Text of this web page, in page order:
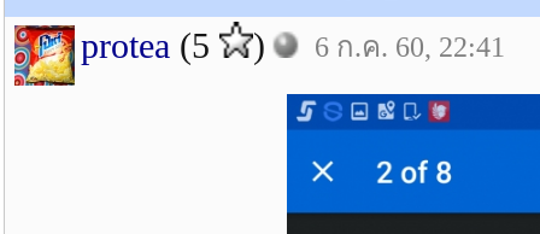
protea (5 ) 6 ก.ค. 60, 22:41